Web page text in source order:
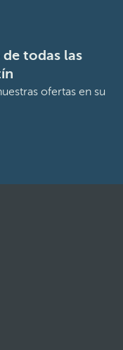
de todas las
ofertas en su